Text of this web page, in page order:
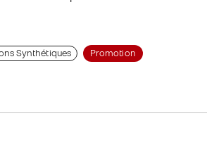
Synthétiques Promotion